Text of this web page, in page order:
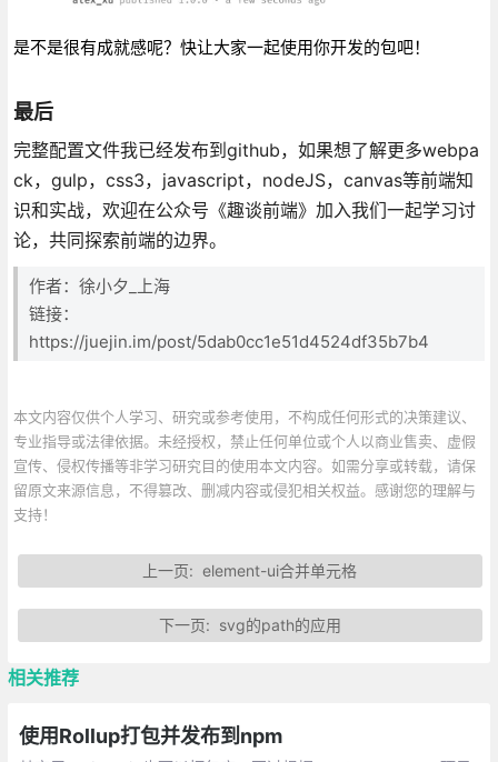
是不是很有成就感呢？快让大家一起使用你开发的包吧！
最后
完整配置文件我已经发布到github，如果想了解更多webpa
ck，gulp，css3，javascript，nodeJS，canvas等前端知
识和实战，欢迎在公众号《趣谈前端》加入我们一起学习讨
论，共同探索前端的边界。
作者：徐小夕_上海
链接：
https://juejin.im/post/5dab0cc1e51d4524df35b7b4
本文内容仅供个人学习、研究或参考使用，不构成任何形式的决策建议、
专业指导或法律依据。未经授权，禁止任何单位或个人以商业售卖、虚假
宣传、侵权传播等非学习研究目的使用本文内容。如需分享或转载，请保
留原文来源信息，不得篡改、删减内容或侵犯相关权益。感谢您的理解与
支持！
上一页:element-ui合并单元格
下一页: svg的path的应用
相关推荐
使用Rollup打包并发布到npm